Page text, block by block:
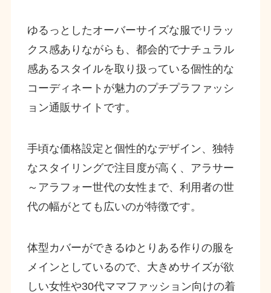
ゆるっとしたオーバーサイズな服でリラッ
クス感ありながらも、都会的でナチュラル
感あるスタイルを取り扱っている個性的な
コーディネートが魅力のプチプラファッシ
ョン通販サイトです。
手頃な価格設定と個性的なデザイン、独特
なスタイリングで注目度が高く、アラサー
～アラフォー世代の女性まで、利用者の世
代の幅がとても広いのが特徴です。
体型カバーができるゆとりある作りの服を
メインとしているので、大きめサイズが欲
しい女性や30代ママファッション向けの着